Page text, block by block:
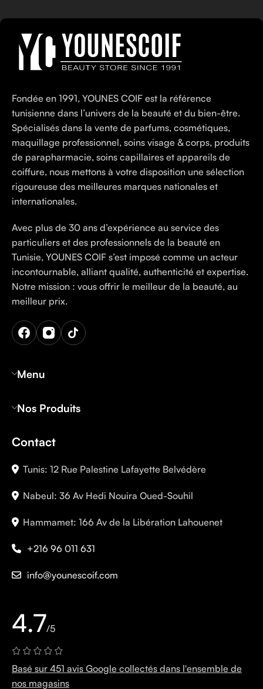
Fondée en 1991, YOUNES COIF est la référence
tunisienne dans l’univers de la beauté et du bien-être.
Spécialisés dans la vente de parfums, cosmétiques,
maquillage professionnel, soins visage & corps, produits
de parapharmacie, soins capillaires et appareils de
coiffure, nous mettons à votre disposition une sélection
rigoureuse des meilleures marques nationales et
internationales.
Avec plus de 30 ans d’expérience au service des
particuliers et des professionnels de la beauté en
Tunisie, YOUNES COIF s’est imposé comme un acteur
incontournable, alliant qualité, authenticité et expertise.
Notre mission : vous offrir le meilleur de la beauté, au
meilleur prix.
Menu
Nos Produits
Contact
Tunis: 12 Rue Palestine Lafayette Belvédère
Nabeul: 36 Av Hedi Nouira Oued-Souhil
Hammamet: 166 Av de la Libération Lahouenet
+216 96 011 631
info@younescoif.com
4.7/5
Basé sur 451 avis Google collectés dans l'ensemble de
nos magasins